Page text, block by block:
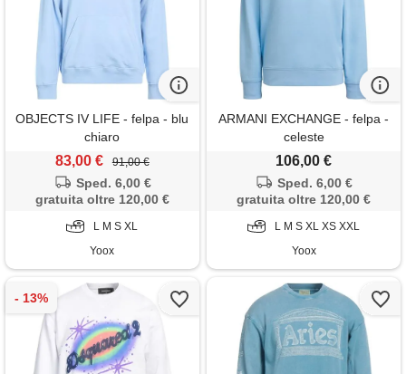
OBJECTS IV LIFE - felpa - blu
chiaro
83,00 € 91,00 €
Sped. 6,00 €
gratuita oltre 120,00 €
L M S XL
Yoox
ARMANI EXCHANGE - felpa -
celeste
106,00 €
Sped. 6,00 €
gratuita oltre 120,00 €
L M S XL XS XXL
Yoox